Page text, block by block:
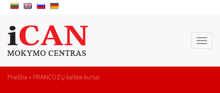
Pradžia » PRANCŪZŲ kalbos kursai